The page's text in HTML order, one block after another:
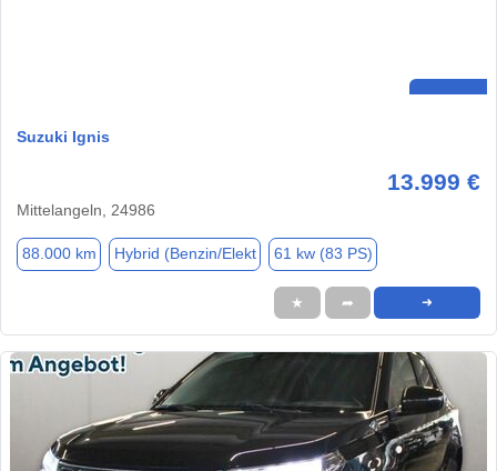
Suzuki Ignis
13.999 €
Mittelangeln, 24986
88.000 km Hybrid (Benzin/Elekt 61 kw (83 PS)
★ ➦ ➜